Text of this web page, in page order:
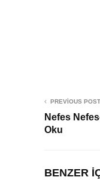
PREVIOUS POST
Nefes
Oku
BENZER